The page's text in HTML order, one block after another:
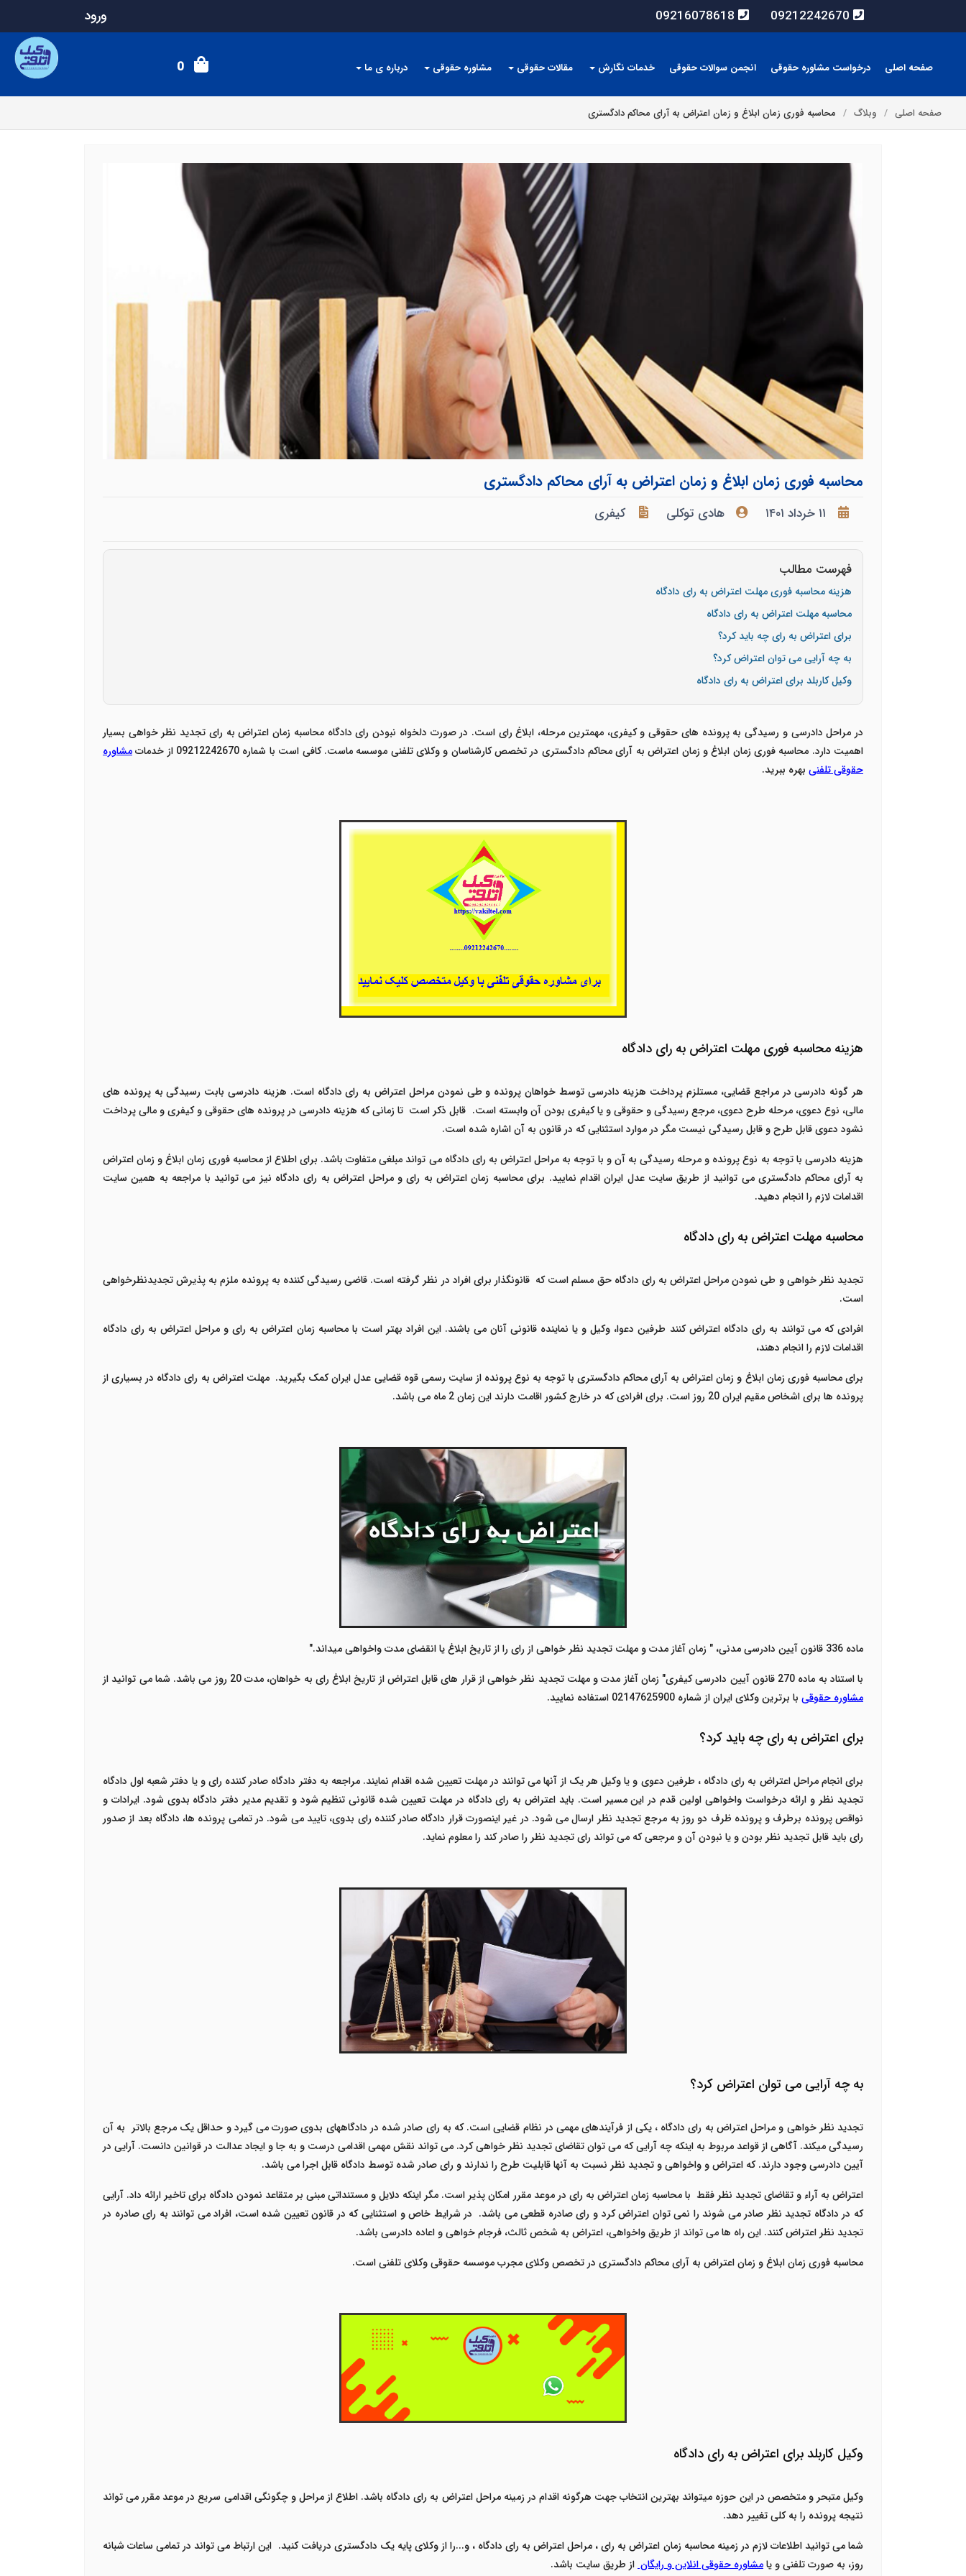
09212242670
09216078618 ورود
صفحه اصلی درخواست مشاوره حقوقی انجمن سوالات حقوقی خدمات نگارش مقالات حقوقی مشاوره حقوقی درباره ی ما 0
صفحه اصلی وبلاگ محاسبه فوری زمان ابلاغ و زمان اعتراض به آرای محاکم دادگستری
محاسبه فوری زمان ابلاغ و زمان اعتراض به آرای محاکم دادگستری
۱۱ خرداد ۱۴۰۱ هادی توکلی کیفری
فهرست مطالب
هزینه محاسبه فوری مهلت اعتراض به رای دادگاه
محاسبه مهلت اعتراض به رای دادگاه
برای اعتراض به رای چه باید کرد؟
به چه آرایی می توان اعتراض کرد؟
وکیل کاربلد برای اعتراض به رای دادگاه
در مراحل دادرسی و رسیدگی به پرونده های حقوقی و کیفری، مهمترین مرحله، ابلاغ رای است. در صورت دلخواه نبودن رای دادگاه محاسبه زمان اعتراض به رای تجدید نظر خواهی بسیار
اهمیت دارد. محاسبه فوری زمان ابلاغ و زمان اعتراض به آرای محاکم دادگستری در تخصص کارشناسان و وکلای تلفنی موسسه ماست. کافی است با شماره 09212242670 از خدمات
مشاوره
حقوقی تلفنی بهره ببرید.
هزینه محاسبه فوری مهلت اعتراض به رای دادگاه
هر گونه دادرسی در مراجع قضایی، مستلزم پرداخت هزینه دادرسی توسط خواهان پرونده و طی نمودن مراحل اعتراض به رای دادگاه است. هزینه دادرسی بابت رسیدگی به پرونده های
مالی، نوع دعوی، مرحله طرح دعوی، مرجع رسیدگی و حقوقی و یا کیفری بودن آن وابسته است. قابل ذکر است تا زمانی که هزینه دادرسی در پرونده های حقوقی و کیفری و مالی پرداخت
نشود دعوی قابل طرح و قابل رسیدگی نیست مگر در موارد استثنایی که در قانون به آن اشاره شده است.
هزینه دادرسی با توجه به نوع پرونده و مرحله رسیدگی به آن و با توجه به مراحل اعتراض به رای دادگاه می تواند مبلغی متفاوت باشد. برای اطلاع از محاسبه فوری زمان ابلاغ و زمان اعتراض
به آرای محاکم دادگستری می توانید از طریق سایت عدل ایران اقدام نمایید. برای محاسبه زمان اعتراض به رای و مراحل اعتراض به رای دادگاه نیز می توانید با مراجعه به همین سایت
اقدامات لازم را انجام دهید.
محاسبه مهلت اعتراض به رای دادگاه
تجدید نظر خواهی و طی نمودن مراحل اعتراض به رای دادگاه حق مسلم است که قانونگذار برای افراد در نظر گرفته است. قاضی رسیدگی کننده به پرونده ملزم به پذیرش تجدیدنظرخواهی
است.
افرادی که می توانند به رای دادگاه اعتراض کنند طرفین دعوا، وکیل و یا نماینده قانونی آنان می باشند. این افراد بهتر است با محاسبه زمان اعتراض به رای و مراحل اعتراض به رای دادگاه
اقدامات لازم را انجام دهند،
برای محاسبه فوری زمان ابلاغ و زمان اعتراض به آرای محاکم دادگستری با توجه به نوع پرونده از سایت رسمی قوه قضایی عدل ایران کمک بگیرید. مهلت اعتراض به رای دادگاه در بسیاری از
پرونده ها برای اشخاص مقیم ایران 20 روز است. برای افرادی که در خارج کشور اقامت دارند این زمان 2 ماه می باشد.
ماده 336 قانون آیین دادرسی مدنی، " زمان آغاز مدت و مهلت تجدید نظر خواهی از رای را از تاریخ ابلاغ یا انقضای مدت واخواهی میداند."
با استناد به ماده 270 قانون آیین دادرسی کیفری" زمان آغاز مدت و مهلت تجدید نظر خواهی از قرار های قابل اعتراض از تاریخ ابلاغ رای به خواهان، مدت 20 روز می باشد. شما می توانید از
مشاوره حقوقی با برترین وکلای ایران از شماره 02147625900 استفاده نمایید.
برای اعتراض به رای چه باید کرد؟
برای انجام مراحل اعتراض به رای دادگاه ، طرفین دعوی و یا وکیل هر یک از آنها می توانند در مهلت تعیین شده اقدام نمایند. مراجعه به دفتر دادگاه صادر کننده رای و یا دفتر شعبه اول دادگاه
تجدید نظر و ارائه درخواست واخواهی اولین قدم در این مسیر است. باید اعتراض به رای دادگاه در مهلت تعیین شده قانونی تنظیم شود و تقدیم مدیر دفتر دادگاه بدوی شود. ایرادات و
نواقص پرونده برطرف و پرونده ظرف دو روز به مرجع تجدید نظر ارسال می شود. در غیر اینصورت قرار دادگاه صادر کننده رای بدوی، تایید می شود. در تمامی پرونده ها، دادگاه بعد از صدور
رای باید قابل تجدید نظر بودن و یا نبودن آن و مرجعی که می تواند رای تجدید نظر را صادر کند را معلوم نماید.
به چه آرایی می توان اعتراض کرد؟
تجدید نظر خواهی و مراحل اعتراض به رای دادگاه ، یکی از فرآیندهای مهمی در نظام قضایی است. که به رای صادر شده در دادگاههای بدوی صورت می گیرد و حداقل یک مرجع بالاتر به آن
رسیدگی میکند. آگاهی از قواعد مربوط به اینکه چه آرایی که می توان تقاضای تجدید نظر خواهی کرد. می تواند نقش مهمی اقدامی درست و به جا و ایجاد عدالت در قوانین دانست. آرایی در
آیین دادرسی وجود دارند. که اعتراض و واخواهی و تجدید نظر نسبت به آنها قابلیت طرح را ندارند و رای صادر شده توسط دادگاه قابل اجرا می باشد.
اعتراض به آراء و تقاضای تجدید نظر فقط با محاسبه زمان اعتراض به رای در موعد مقرر امکان پذیر است. مگر اینکه دلایل و مستنداتی مبنی بر متقاعد نمودن دادگاه برای تاخیر ارائه داد. آرایی
که در دادگاه تجدید نظر صادر می شوند را نمی توان اعتراض کرد و رای صادره قطعی می باشد. در شرایط خاص و استثنایی که در قانون تعیین شده است، افراد می توانند به رای صادره در
تجدید نظر اعتراض کنند. این راه ها می تواند از طریق واخواهی، اعتراض به شخص ثالث، فرجام خواهی و اعاده دادرسی باشد.
محاسبه فوری زمان ابلاغ و زمان اعتراض به آرای محاکم دادگستری در تخصص وکلای مجرب موسسه حقوقی وکلای تلفنی است.
وکیل کاربلد برای اعتراض به رای دادگاه
وکیل متبحر و متخصص در این حوزه میتواند بهترین انتخاب جهت هرگونه اقدام در زمینه مراحل اعتراض به رای دادگاه باشد. اطلاع از مراحل و چگونگی اقدامی سریع در موعد مقرر می تواند
نتیجه پرونده را به کلی تغییر دهد.
شما می توانید اطلاعات لازم در زمینه محاسبه زمان اعتراض به رای ، مراحل اعتراض به رای دادگاه ، و...را از وکلای پایه یک دادگستری دریافت کنید. این ارتباط می تواند در تمامی ساعات شبانه
روز، به صورت تلفنی و یامشاوره حقوقی انلاین و رایگاناز طریق سایت باشد.